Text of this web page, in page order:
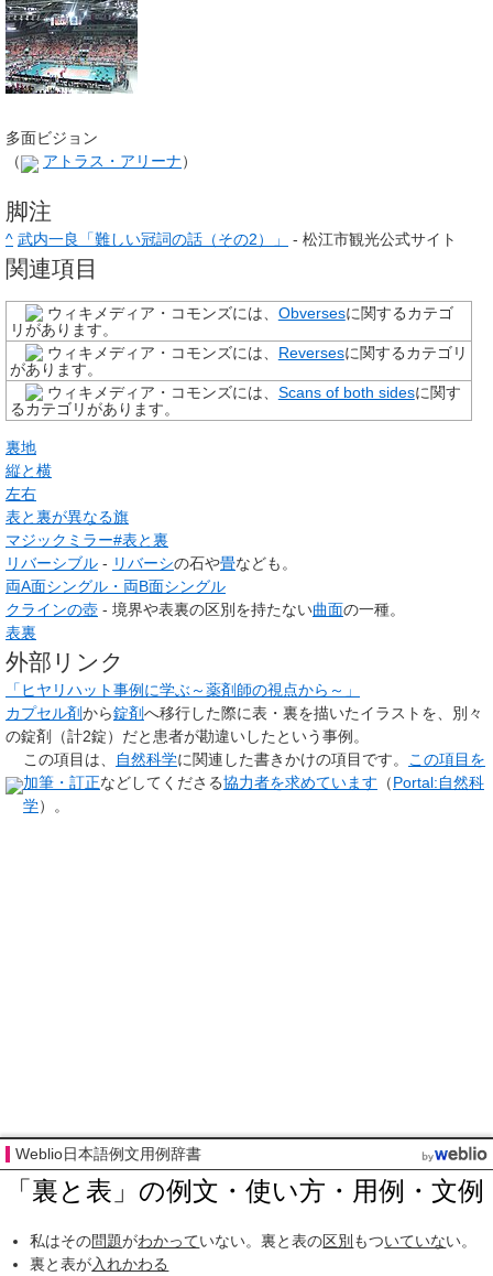
多面ビジョン
（
アトラス・アリーナ）
脚注
^ 武内一良「難しい冠詞の話（その2）」 - 松江市観光公式サイト
関連項目
ウィキメディア・コモンズには、 Obversesに関するカテゴ
リがあります。
ウィキメディア・コモンズには、 Reversesに関するカテゴリ
があります。
ウィキメディア・コモンズには、 Scans of both sidesに関す
るカテゴリがあります。
裏地
縦と横
左右
表と裏が異なる旗
マジックミラー#表と裏
リバーシブル - リバーシの石や畳なども。
両A面シングル・両B面シングル
クラインの壺 - 境界や表裏の区別を持たない曲面の一種。
表裏
外部リンク
「ヒヤリハット事例に学ぶ～薬剤師の視点から～」
カプセル剤から錠剤へ移行した際に表・裏を描いたイラストを、別々
の錠剤（計2錠）だと患者が勘違いしたという事例。
この項目は、
自然科学に関連した書きかけの項目 です。
この項目を
加筆・訂正などしてくださる協力者を求めています （Portal:自然科
学）。
Weblio日本語例文用例辞書
「裏と表」の例文・使い方・用例・文例
私はその問題がわかっていない。裏と表の区別 もついていない。
裏と表が入れかわる